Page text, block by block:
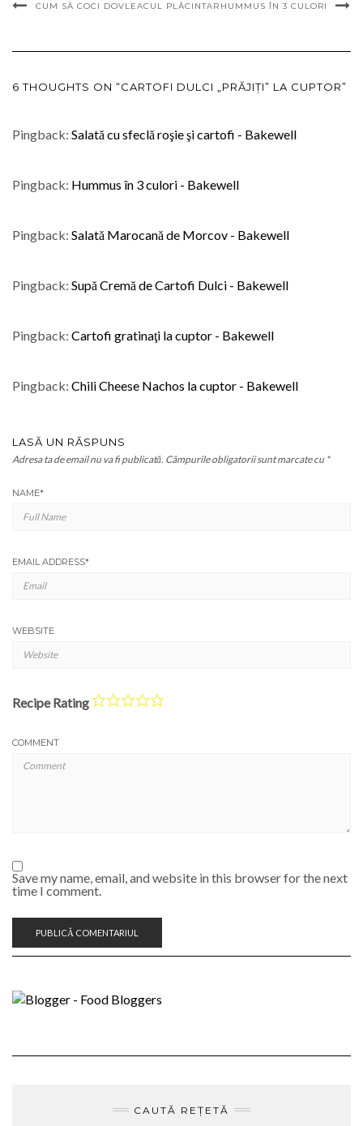
CUM SĂ COCI DOVLEACUL PLĂCINTAR HUMMUS ÎN 3 CULORI
6 THOUGHTS ON “CARTOFI DULCI „PRĂJIȚI” LA CUPTOR”
Pingback: Salată cu sfeclă roşie şi cartofi - Bakewell
Pingback: Hummus în 3 culori - Bakewell
Pingback: Salată Marocană de Morcov - Bakewell
Pingback: Supă Cremă de Cartofi Dulci - Bakewell
Pingback: Cartofi gratinaţi la cuptor - Bakewell
Pingback: Chili Cheese Nachos la cuptor - Bakewell
LASĂ UN RĂSPUNS
Adresa ta de email nu va fi publicată. Câmpurile obligatorii sunt marcate cu *
NAME*
EMAIL ADDRESS*
WEBSITE
Recipe Rating
COMMENT
Save my name, email, and website in this browser for the next
time I comment.
CAUTĂ REȚETĂ